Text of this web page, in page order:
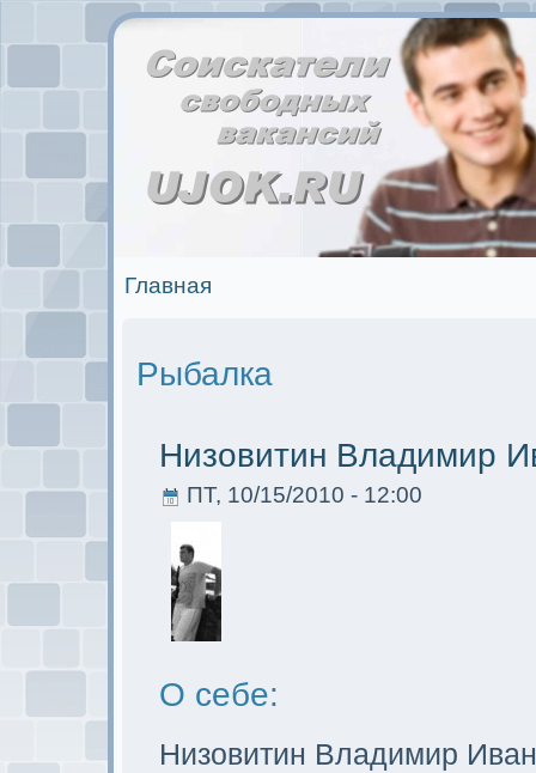
Главная
Рыбалкa
Низовитин Владимир
ПТ, 10/15/2010 - 12:00
О себе:
Низовитин Владимир